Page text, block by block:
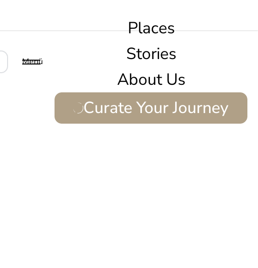
Menü
Places
Stories
About Us
Curate Your Journey